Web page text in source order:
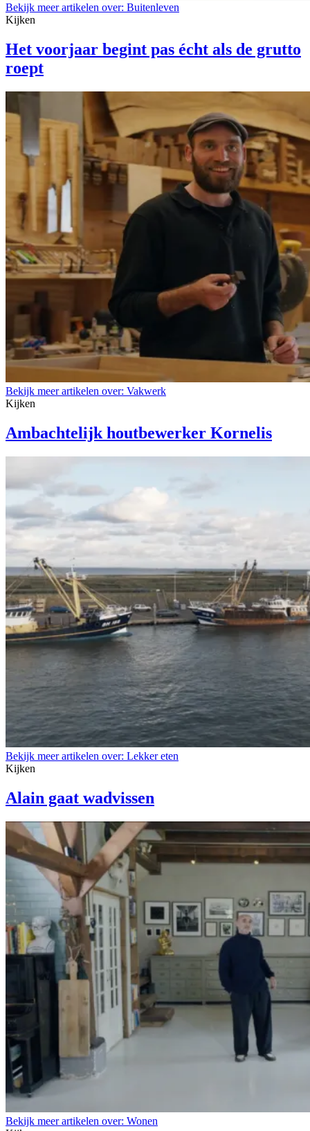
Bekijk meer artikelen over: Buitenleven
Kijken
Het voorjaar begint pas écht als de grutto
roept
Bekijk meer artikelen over: Vakwerk
Kijken
Ambachtelijk houtbewerker Kornelis
Bekijk meer artikelen over: Lekker eten
Kijken
Alain gaat wadvissen
Bekijk meer artikelen over: Wonen